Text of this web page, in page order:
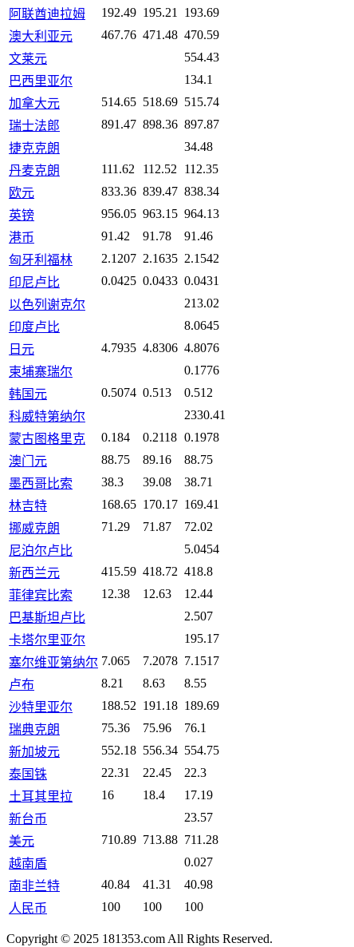
阿联酋迪拉姆
192.49 195.21
193.69
澳大利亚元
467.76 471.48 470.59
文莱元
554.43
巴西里亚尔
134.1
加拿大元
514.65 518.69 515.74
瑞士法郎
891.47 898.36 897.87
捷克克朗
34.48
丹麦克朗
111.62 112.52
112.35
欧元
833.36 839.47 838.34
英镑
956.05 963.15 964.13
港币
91.42 91.78
91.46
匈牙利福林
2.1207 2.1635 2.1542
印尼卢比
0.0425 0.0433 0.0431
以色列谢克尔
213.02
印度卢比
8.0645
日元
4.7935 4.8306 4.8076
柬埔寨瑞尔
0.1776
韩国元
0.5074 0.513
0.512
科威特第纳尔
2330.41
蒙古图格里克
0.184 0.2118 0.1978
澳门元
88.75 89.16
88.75
墨西哥比索
38.3 39.08
38.71
林吉特
168.65 170.17 169.41
挪威克朗
71.29 71.87
72.02
尼泊尔卢比
5.0454
新西兰元
415.59 418.72 418.8
菲律宾比索
12.38 12.63
12.44
巴基斯坦卢比
2.507
卡塔尔里亚尔
195.17
塞尔维亚第纳尔 7.065 7.2078 7.1517
卢布
8.21 8.63
8.55
沙特里亚尔
188.52 191.18 189.69
瑞典克朗
75.36 75.96
76.1
新加坡元
552.18 556.34 554.75
泰国铢
22.31 22.45
22.3
土耳其里拉
16 18.4
17.19
新台币
23.57
美元
710.89 713.88 711.28
越南盾
0.027
南非兰特
40.84 41.31
40.98
人民币
100 100 100
Copyright © 2025 181353.com All Rights Reserved.